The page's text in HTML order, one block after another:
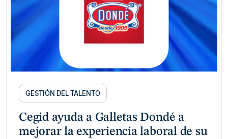
GESTIÓN DEL TALENTO
Cegid ayuda a Galletas Dondé a
mejorar la experiencia laboral de su